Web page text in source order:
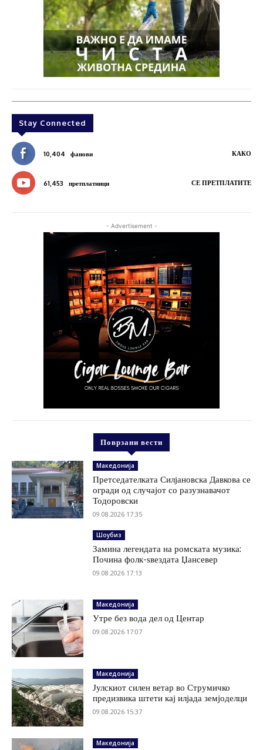
Stay Connected
10,404 фанови КАКО
61,453 претплатници СЕ ПРЕТПЛАТИТЕ
- Advertisement -
Поврзани вести
Македонија
Претседателката Силјановска Давкова се
огради од случајот со разузнавачот
Тодоровски
09.08.2026 17:35
Шоубиз
Замина легендата на ромската музика:
Почина фолк-ѕвездата Џансевер
09.08.2026 17:13
Македонија
Утре без вода дел од Центар
09.08.2026 17:07
Македонија
Јулскиот силен ветар во Струмичко
предизвика штети кај илјада земјоделци
09.08.2026 15:37
Македонија